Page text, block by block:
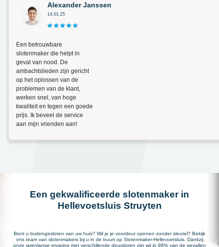
Alexander Janssen
14.01.25
Een betrouwbare
slotenmaker die helpt in
geval van nood. De
ambachtslieden zijn gericht
op het oplossen van de
problemen van de klant,
werken snel, van hoge
kwaliteit en tegen een goede
prijs. Ik beveel de service
aan mijn vrienden aan!
Een gekwalificeerde slotenmaker in
Hellevoetsluis Struyten
Bent u buitengesloten van uw huis? Wil je je voordeur openen zonder sleutel? Bekijk
ons team van slotenmakers bij u in de buurt op Slotenmaker-Hellevoetsluis. Dankzij
onze jarenlange ervaring met verschillende deursloten zijn wij in 98% van de gevallen